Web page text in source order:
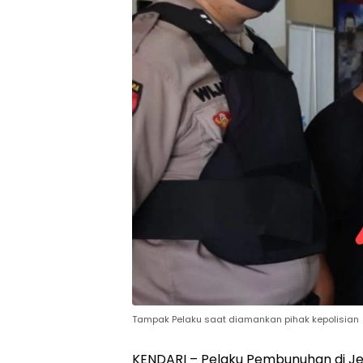
Tampak Pelaku saat diamankan pihak kepolisian
KENDARI – Pelaku Pembunuhan di